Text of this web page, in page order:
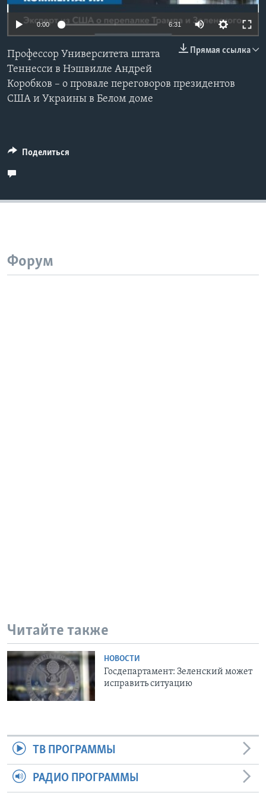
Learning English
СОЦИАЛЬНЫЕ СЕТИ
360p 480p
0:00 6:31 Auto
480p
Прямая ссылка
Профессор Университета штата
Теннесси в Нэшвилле Андрей
Коробков – о провале переговоров президентов
США и Украины в Белом доме
Поделиться
Форум
Читайте также
НОВОСТИ
Госдепартамент: Зеленский может
исправить ситуацию
ТВ ПРОГРАММЫ
РАДИО ПРОГРАММЫ